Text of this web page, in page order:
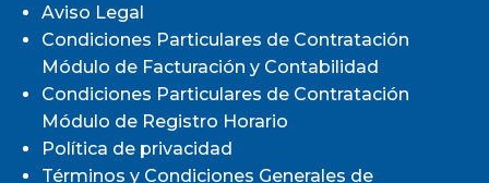
Aviso Legal
Condiciones Particulares de Contratación
Módulo de Facturación y Contabilidad
Condiciones Particulares de Contratación
Módulo de Registro Horario
Política de privacidad
Términos y Condiciones Generales de